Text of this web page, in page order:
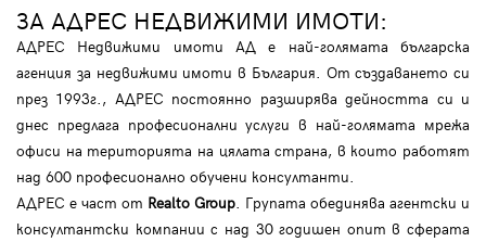
ЗА АДРЕС НЕДВИЖИМИ ИМОТИ:
АДРЕС Недвижими имоти АД е най-голямата българска
агенция за недвижими имоти в България. От създаването си
през 1993г., АДРЕС постоянно разширява дейността си и
днес предлага професионални услуги в най-голямата мрежа
офиси на територията на цялата страна, в които работят
над 600 професионално обучени консултанти.
АДРЕС е част от Realto Group . Групата обединява агентски и
консултантски компании с над 30 годишен опит в сферата